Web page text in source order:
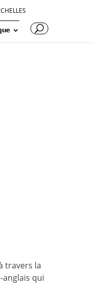
travers la
anglais qui